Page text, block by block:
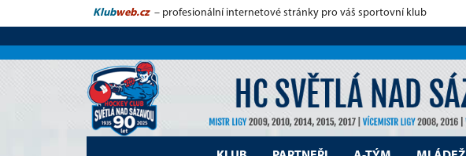
Klubweb.cz – profesionální internetové stránky pro váš sportovní klub